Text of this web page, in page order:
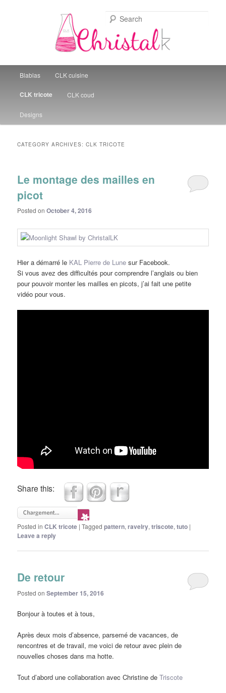
Christal Little Kitchen
Skip to primary content
Skip to secondary content
Blablas CLK cuisine
CLK tricote CLK coud
Designs
CATEGORY ARCHIVES:CLK TRICOTE
Le montage des mailles en
picot
Posted onOctober 4, 2016
Hier a démarré le KAL Pierre de Lune sur Facebook.
Si vous avez des difficultés pour comprendre l’anglais ou bien
pour pouvoir monter les mailles en picots, j’ai fait une petite
vidéo pour vous.
Share this:
Posted in CLK tricote |Tagged pattern,ravelry,triscote,tuto |
Leave a reply
De retour
Posted onSeptember 15, 2016
Bonjour à toutes et à tous,
Après deux mois d’absence, parsemé de vacances, de
rencontres et de travail, me voici de retour avec plein de
nouvelles choses dans ma hotte.
Tout d’abord une collaboration avec Christine deTriscote